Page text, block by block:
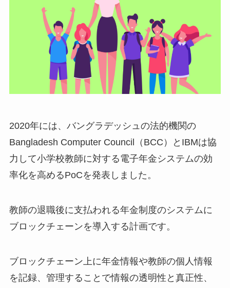
2020年には、バングラデッシュの法的機関の
Bangladesh Computer Council（BCC）とIBMは協
力して小学校教師に対する電子年金システムの効
率化を高めるPoCを発表しました。
教師の退職後に支払われる年金制度のシステムに
ブロックチェーンを導入する計画です。
ブロックチェーン上に年金情報や教師の個人情報
を記録、管理することで情報の透明性と真正性、